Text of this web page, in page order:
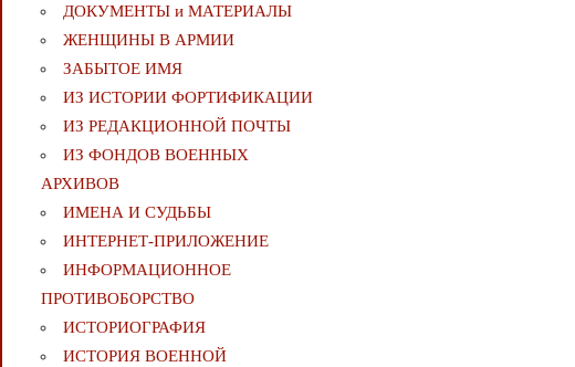
ДОКУМЕНТЫ и МАТЕРИАЛЫ
ЖЕНЩИНЫ В АРМИИ
ЗАБЫТОЕ ИМЯ
ИЗ ИСТОРИИ ФОРТИФИКАЦИИ
ИЗ РЕДАКЦИОННОЙ ПОЧТЫ
ИЗ ФОНДОВ ВОЕННЫХ
АРХИВОВ
ИМЕНА И СУДЬБЫ
ИНТЕРНЕТ-ПРИЛОЖЕНИЕ
ИНФОРМАЦИОННОЕ
ПРОТИВОБОРСТВО
ИСТОРИОГРАФИЯ
ИСТОРИЯ ВОЕННОЙ